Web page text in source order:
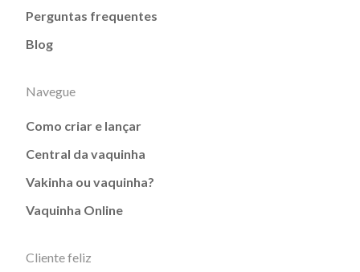
Perguntas frequentes
Blog
Navegue
Como criar e lançar
Central da vaquinha
Vakinha ou vaquinha?
Vaquinha Online
Cliente feliz